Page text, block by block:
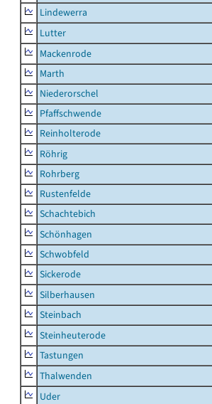
Lindewerra
Lutter
Mackenrode
Marth
Niederorschel
Pfaffschwende
Reinholterode
Röhrig
Rohrberg
Rustenfelde
Schachtebich
Schönhagen
Schwobfeld
Sickerode
Silberhausen
Steinbach
Steinheuterode
Tastungen
Thalwenden
Uder